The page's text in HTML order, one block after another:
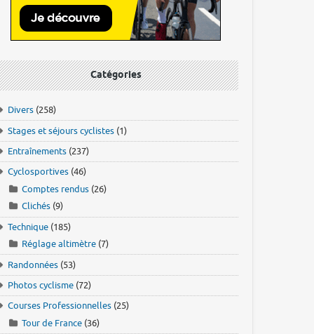
Catégories
Divers (258)
Stages et séjours cyclistes (1)
Entraînements (237)
Cyclosportives (46)
Comptes rendus (26)
Clichés (9)
Technique (185)
Réglage altimètre (7)
Randonnées (53)
Photos cyclisme (72)
Courses Professionnelles (25)
Tour de France (36)